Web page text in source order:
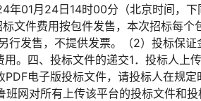
01月24日14时00分（北京时间，下
文件费用按包件发售，本次招标每个
行发售，不提供发票。（2）投标保
。四、投标文件的递交1．投标人上
电子版投标文件，请投标人在规定
网对所有上传该平台的投标文件和